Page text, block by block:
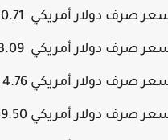
صرف دولار أمريكي 0.71 دينار مقابل الدينار الأردني.
صرف دولار أمريكي 3.09 دينار مقابل الدينار التونسي.
صرف دولار أمريكي 4.76 دينار ليبي مقابل الدينار الليبي.
صرف دولار أمريكي 1,459.50 دينار مقابل الدينار العراقي.